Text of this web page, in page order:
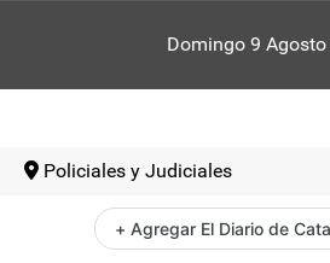
Domingo 9
Policiales y Judiciales
+ Agregar El Diario de